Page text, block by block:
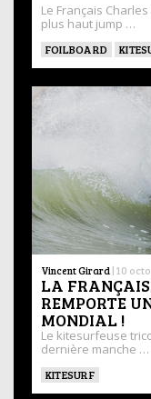
Le Français
plus haut jump …
FOILBOARD
Vincent Girard | 10
LA
REMPORTE
MONDIAL !
Le kitesurfeuse
dernière manche …
KITESURF